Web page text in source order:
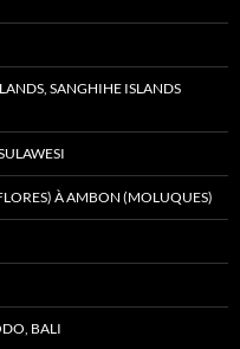
SANGHIHE ISLANDS
À AMBON (MOLUQUES)
BALI